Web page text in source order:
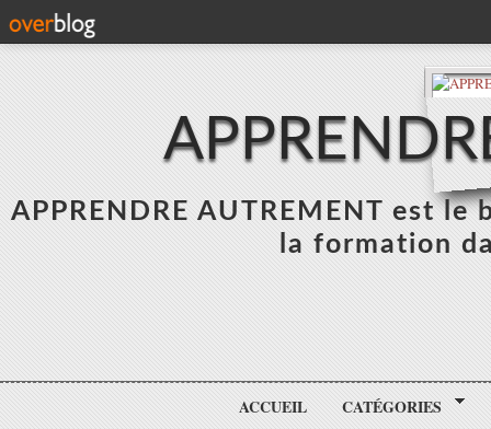
APPRENDRE AUTREMENT est
la formation
ACCUEIL CATÉGORIES